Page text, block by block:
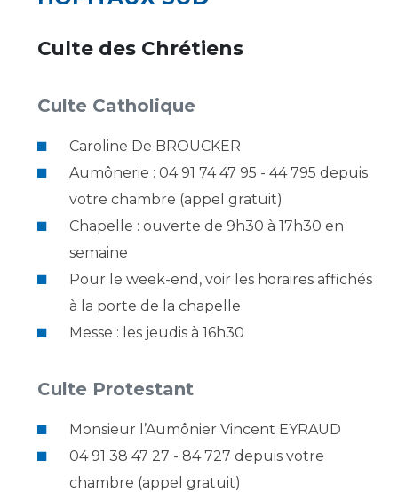
Culte des Chrétiens
Culte Catholique
Caroline De BROUCKER
Aumônerie : 04 91 74 47 95 - 44 795 depuis
votre chambre (appel gratuit)
Chapelle : ouverte de 9h30 à 17h30 en
semaine
Pour le week-end, voir les horaires affichés
à la porte de la chapelle
Messe : les jeudis à 16h30
Culte Protestant
Monsieur l’Aumônier Vincent EYRAUD
04 91 38 47 27 - 84 727 depuis votre
chambre (appel gratuit)